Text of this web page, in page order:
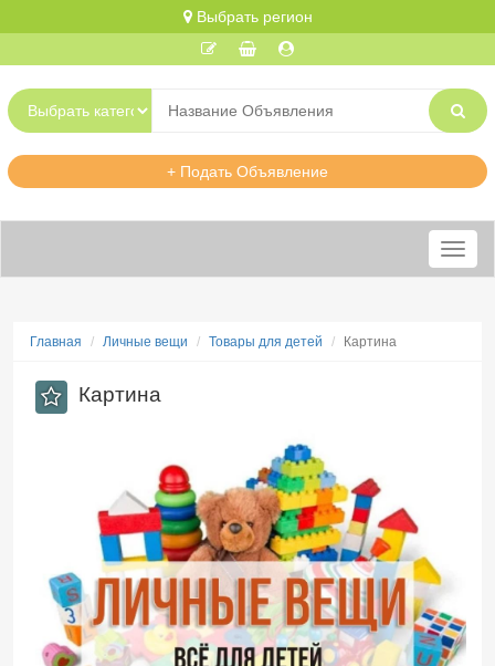
Выбрать регион
+ Подать Объявление
Меню
Главная Личные вещи Товары для детей Картина
Картина